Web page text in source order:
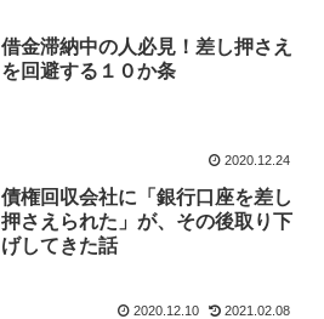
借金滞納中の人必見！差し押さえ
を回避する１０か条
2020.12.24
債権回収会社に「銀行口座を差し
押さえられた」が、その後取り下
げしてきた話
2020.12.10 2021.02.08